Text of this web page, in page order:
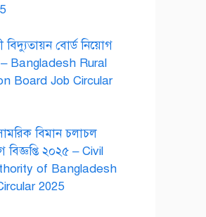
বিদ্যুতায়ন বোর্ড নিয়োগ
– Bangladesh Rural
Board Job Circular
বিমান চলাচল
বিজ্ঞপ্তি ২০২৫ – Civil
of Bangladesh
2025